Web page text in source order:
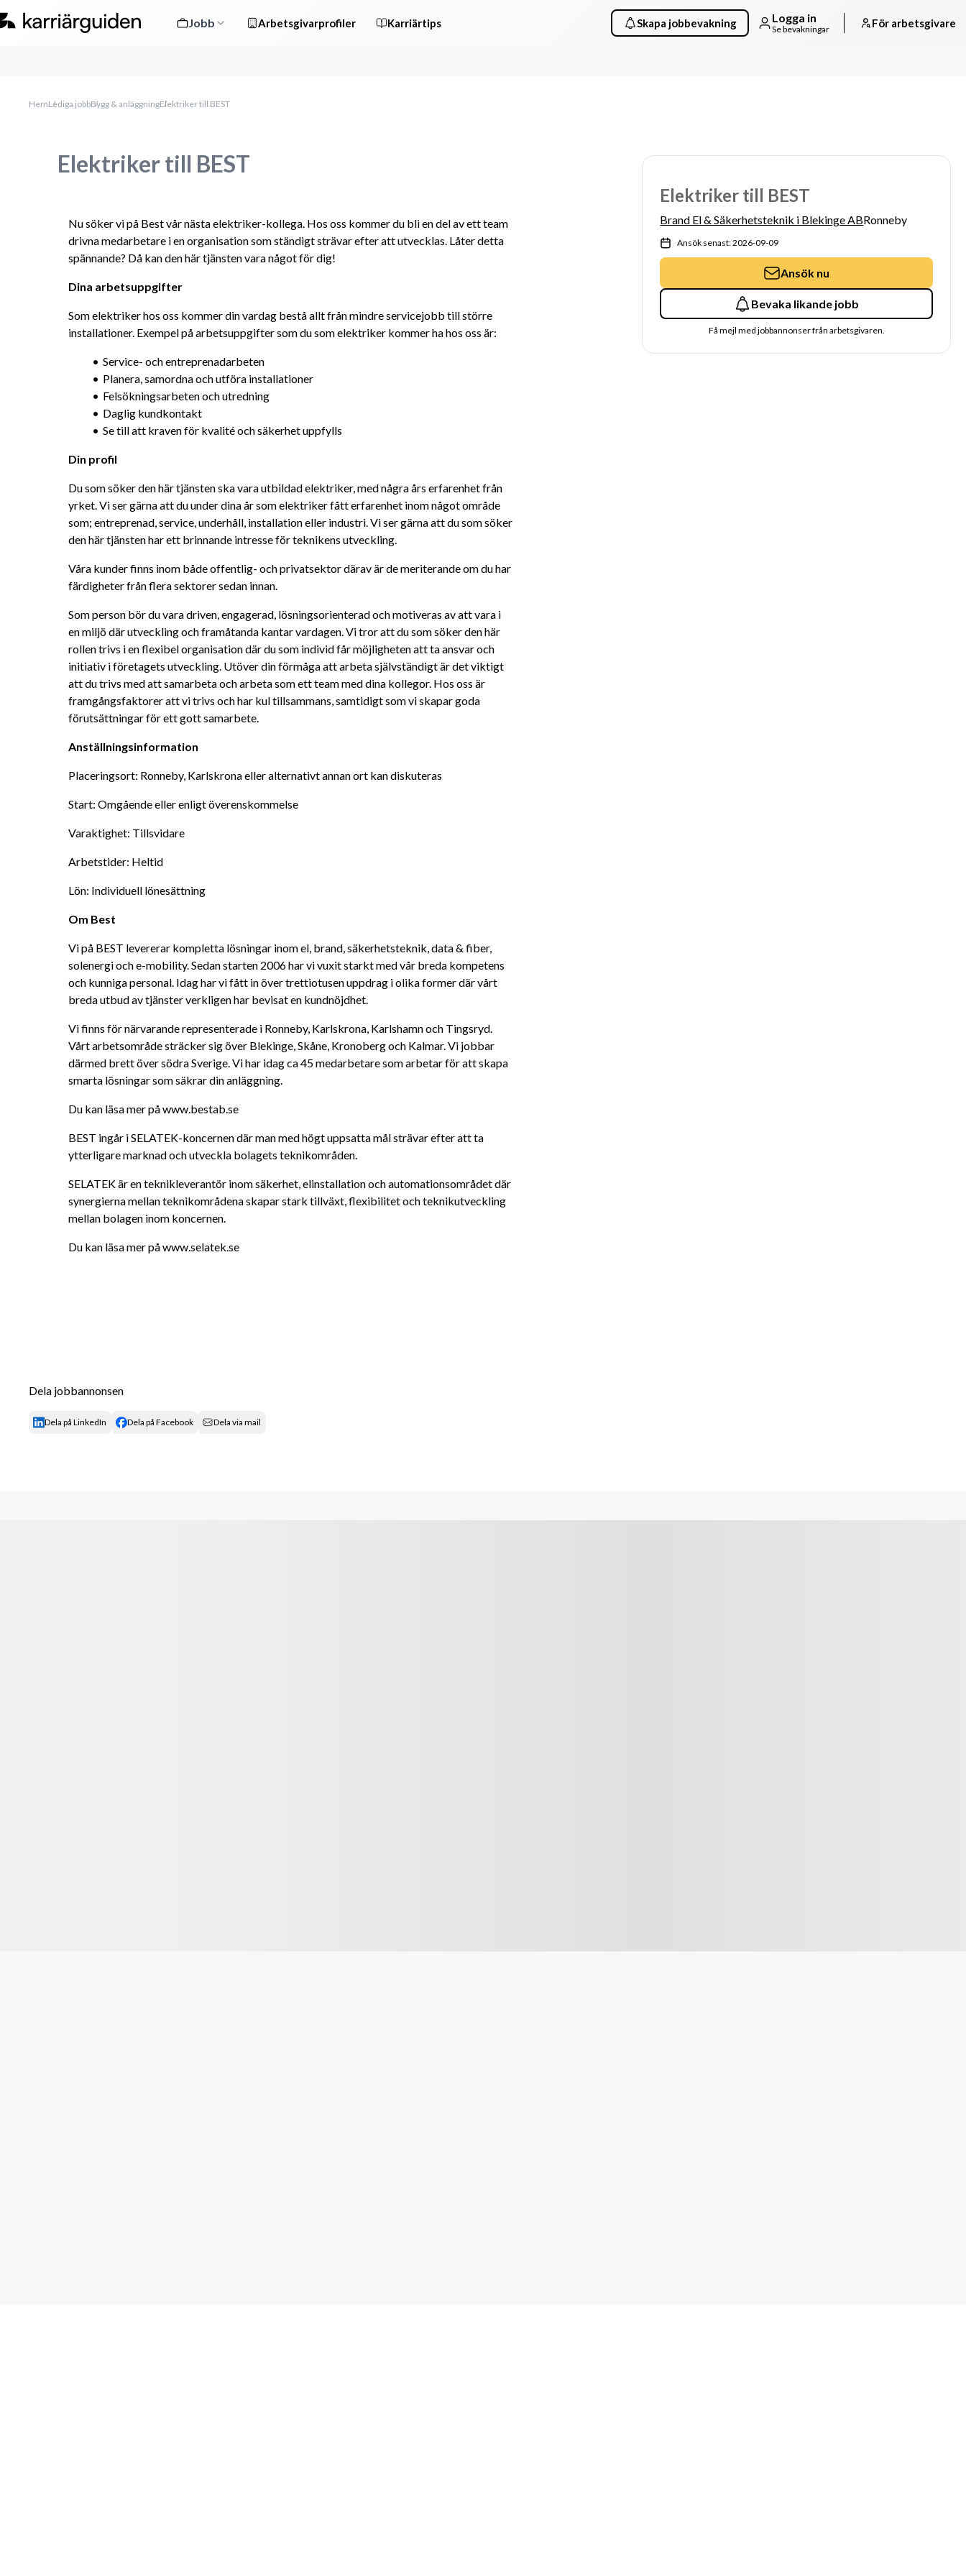
Jobb Arbetsgivarprofiler Karriärtips Skapa jobbevakning Logga in
Se bevakningar För arbetsgivare
HemLediga jobbBygg & anläggningElektriker till BEST
Elektriker till BEST
Nu söker vi på Best vår nästa elektriker-kollega. Hos oss kommer du bli en del av ett team
drivna medarbetare i en organisation som ständigt strävar efter att utvecklas. Låter detta
spännande? Då kan den här tjänsten vara något för dig!
Dina arbetsuppgifter
Som elektriker hos oss kommer din vardag bestå allt från mindre servicejobb till större
installationer. Exempel på arbetsuppgifter som du som elektriker kommer ha hos oss är:
Service- och entreprenadarbeten
Planera, samordna och utföra installationer
Felsökningsarbeten och utredning
Daglig kundkontakt
Se till att kraven för kvalité och säkerhet uppfylls
Din profil
Du som söker den här tjänsten ska vara utbildad elektriker, med några års erfarenhet från
yrket. Vi ser gärna att du under dina år som elektriker fått erfarenhet inom något område
som; entreprenad, service, underhåll, installation eller industri. Vi ser gärna att du som söker
den här tjänsten har ett brinnande intresse för teknikens utveckling.
Våra kunder finns inom både offentlig- och privatsektor därav är de meriterande om du har
färdigheter från flera sektorer sedan innan.
Som person bör du vara driven, engagerad, lösningsorienterad och motiveras av att vara i
en miljö där utveckling och framåtanda kantar vardagen. Vi tror att du som söker den här
rollen trivs i en flexibel organisation där du som individ får möjligheten att ta ansvar och
initiativ i företagets utveckling. Utöver din förmåga att arbeta självständigt är det viktigt
att du trivs med att samarbeta och arbeta som ett team med dina kollegor. Hos oss är
framgångsfaktorer att vi trivs och har kul tillsammans, samtidigt som vi skapar goda
förutsättningar för ett gott samarbete.
Anställningsinformation
Placeringsort: Ronneby, Karlskrona eller alternativt annan ort kan diskuteras
Start: Omgående eller enligt överenskommelse
Varaktighet: Tillsvidare
Arbetstider: Heltid
Lön: Individuell lönesättning
Om Best
Vi på BEST levererar kompletta lösningar inom el, brand, säkerhetsteknik, data & fiber,
solenergi och e-mobility. Sedan starten 2006 har vi vuxit starkt med vår breda kompetens
och kunniga personal. Idag har vi fått in över trettiotusen uppdrag i olika former där vårt
breda utbud av tjänster verkligen har bevisat en kundnöjdhet.
Vi finns för närvarande representerade i Ronneby, Karlskrona, Karlshamn och Tingsryd.
Vårt arbetsområde sträcker sig över Blekinge, Skåne, Kronoberg och Kalmar. Vi jobbar
därmed brett över södra Sverige. Vi har idag ca 45 medarbetare som arbetar för att skapa
smarta lösningar som säkrar din anläggning.
Du kan läsa mer på www.bestab.se
BEST ingår i SELATEK-koncernen där man med högt uppsatta mål strävar efter att ta
ytterligare marknad och utveckla bolagets teknikområden.
SELATEK är en teknikleverantör inom säkerhet, elinstallation och automationsområdet där
synergierna mellan teknikområdena skapar stark tillväxt, flexibilitet och teknikutveckling
mellan bolagen inom koncernen.
Du kan läsa mer på www.selatek.se
Elektriker till BEST
Brand El & Säkerhetsteknik i Blekinge ABRonneby
Ansök senast: 2026-09-09
Ansök nu
Bevaka likande jobb
Få mejl med jobbannonser från arbetsgivaren.
Dela jobbannonsen
Dela på LinkedIn Dela på Facebook Dela via mail